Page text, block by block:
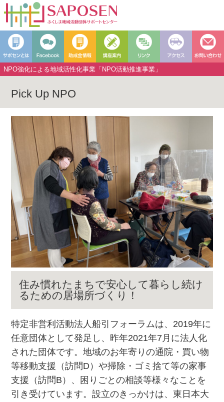
NPO強化による地域活性化事業「NPO活動推進事業」
Pick Up NPO
住み慣れたまちで安心して暮らし続け
るための居場所づくり！
特定非営利活動法人船引フォーラムは、2019年に
任意団体として発足し、昨年2021年7月に法人化
された団体です。地域のお年寄りの通院・買い物
等移動支援（訪問D）や掃除・ゴミ捨て等の家事
支援（訪問B）、困りごとの相談等様々なことを
引き受けています。設立のきっかけは、東日本大